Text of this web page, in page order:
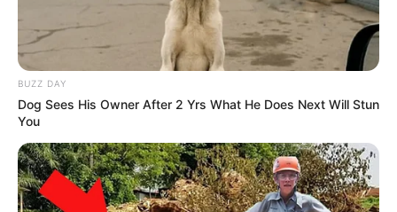
BUZZ DAY
Dog Sees His Owner After 2 Yrs What He Does Next Will Stun
You